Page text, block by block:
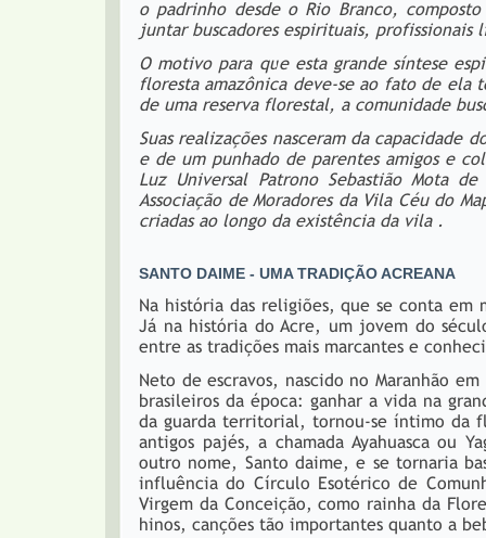
o padrinho desde o Rio Branco,
juntar buscadores espirituais, profissionais
O motivo para que esta grande síntese
floresta amazônica deve-se ao fato de ela
de uma reserva florestal, a comunidade
Suas realizações nasceram da
e de um punhado de parentes amigos e
Luz Universal Patrono Sebastião Mota
Associação de Moradores da Vila Céu do
criadas ao longo da existência da vila .
SANTO DAIME - UMA TRADIÇÃO ACREANA
Na história das religiões, que se conta em
Já na história do Acre, um jovem do
entre as tradições mais marcantes e
Neto de escravos, nascido no Maranhão
brasileiros da época: ganhar a vida na
da guarda territorial, tornou-se íntimo da
antigos pajés, a chamada Ayahuasca ou
outro nome, Santo daime, e se tornaria
influência do Círculo Esotérico de
Virgem da Conceição, como rainha da
hinos, canções tão importantes quanto a